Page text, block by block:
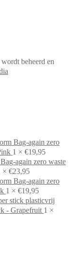
beheerd en
1 × €19,95
× €23,95
1 × €19,95
- Grapefruit 1 ×